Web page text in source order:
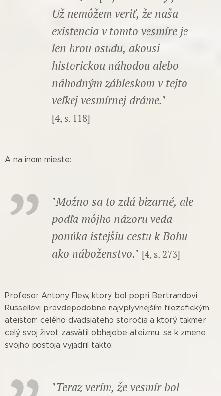
Už nemôžem veriť, že naša
existencia v tomto vesmíre je
len hrou osudu, akousi
historickou náhodou alebo
náhodným zábleskom v tejto
veľkej vesmírnej dráme."
[4, s. 118]
A na inom mieste:
"Možno sa to zdá bizarné, ale
podľa môjho názoru veda
ponúka istejšiu cestu k Bohu
ako náboženstvo." [4, s. 273]
Profesor Antony Flew, ktorý bol popri Bertrandovi
Russellovi pravdepodobne najvplyvnejším filozofickým
ateistom celého dvadsiateho storočia a ktorý takmer
celý svoj život zasvätil obhajobe ateizmu, sa k zmene
svojho postoja vyjadril takto:
"Teraz verím, že vesmír bol